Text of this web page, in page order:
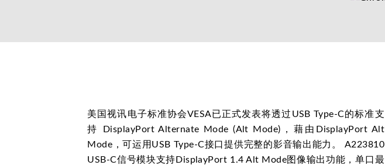
美国视讯电子标准协会VESA已正式发表将透过USB Type-C的标准支
持 DisplayPort Alternate Mode (Alt Mode)，藉由DisplayPort Alt
Mode，可运用USB Type-C接口提供完整的影音输出能力。 A223810
USB-C信号模块支持DisplayPort 1.4 Alt Mode图像输出功能，单口最